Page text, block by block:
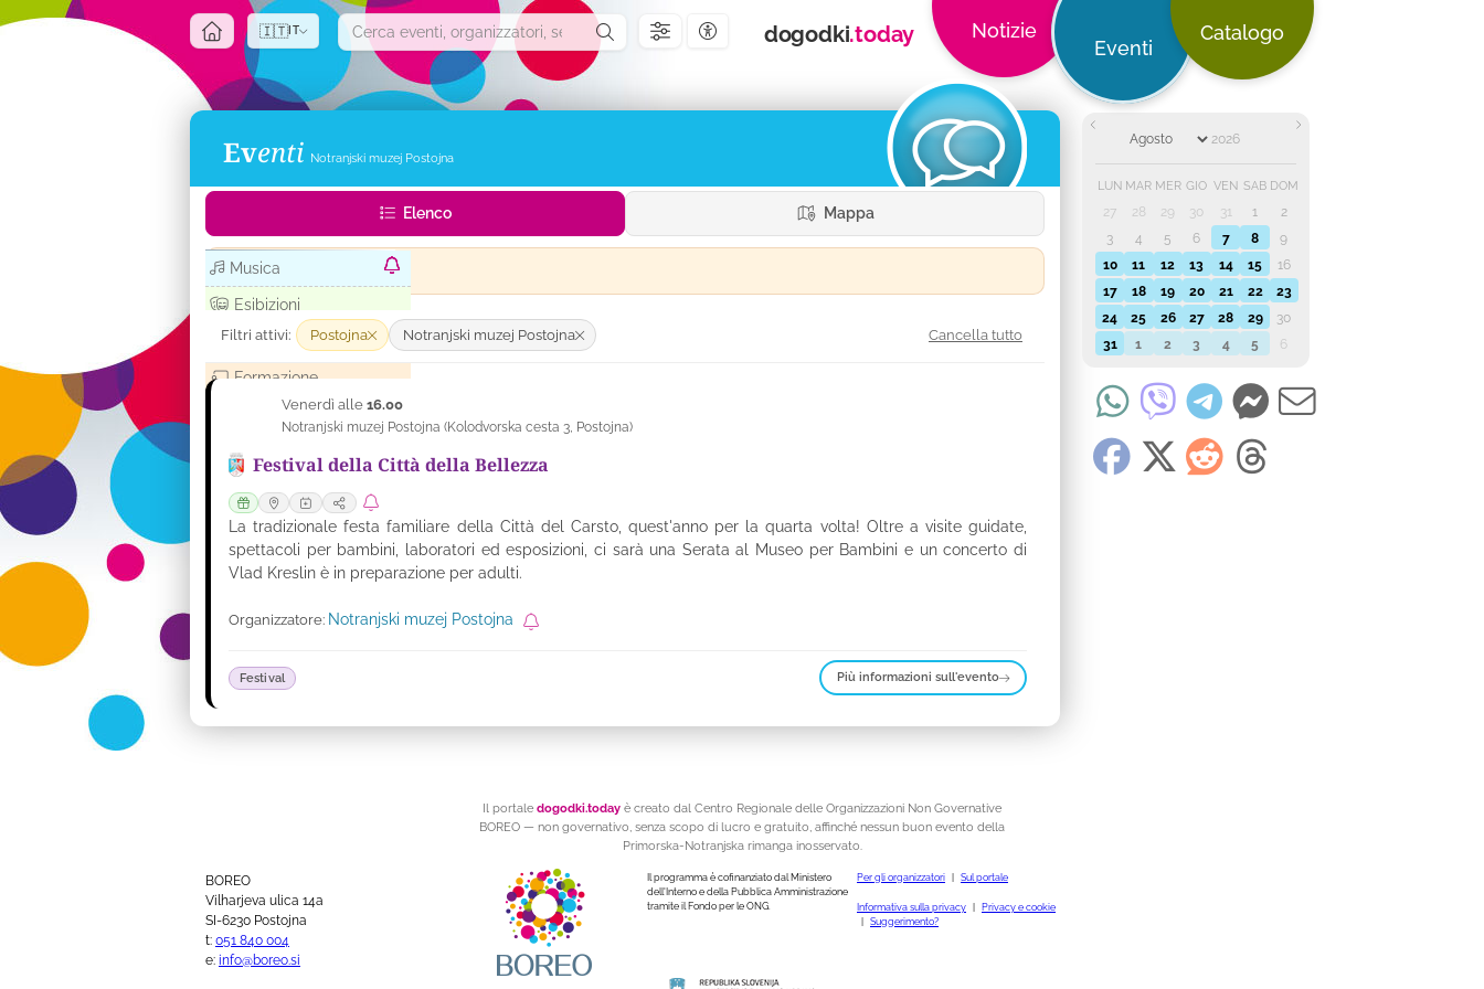
🇮🇹 IT
Impostazioni di accessibilità
dogodki.today Notizie
Eventi
Catalogo
Eventi Notranjski muzej Postojna
Elenco Mappa
Musica
Esibizioni
Mostre
Formazione
Fiere, festival ...
Sport
Cosa succede oggi (3)
Filtri attivi: Postojna Notranjski muzej Postojna Cancella tutto
Venerdì alle 16.00
Notranjski muzej Postojna (Kolodvorska cesta 3, Postojna)
Festival della Città della Bellezza
La tradizionale festa familiare della Città del Carsto, quest'anno per la quarta volta! Oltre a visite guidate,
spettacoli per bambini, laboratori ed esposizioni, ci sarà una Serata al Museo per Bambini e un concerto di
Vlad Kreslin è in preparazione per adulti.
Organizzatore: Notranjski muzej Postojna
Festival Più informazioni sull'evento
LUN MAR MER GIO VEN SAB DOM
27 28 29 30 31 1
2
3
4 5 6 7 8
9
10
11 12 13 14 15
16
17
18 19 20 21 22
23
24
25 26 27 28 29
30
31
1 2 3 4 5 6
Il portale dogodki.today è creato dal Centro Regionale delle Organizzazioni Non Governative
BOREO — non governativo, senza scopo di lucro e gratuito, affinché nessun buon evento della
Primorska-Notranjska rimanga inosservato.
BOREO
Vilharjeva ulica 14a
SI-6230 Postojna
t: 051 840 004
e: info@boreo.si
Il programma è cofinanziato dal Ministero
dell'Interno e della Pubblica Amministrazione
tramite il Fondo per le ONG.
Per gli organizzatori Sul portale
Informativa sulla privacy
Privacy e cookie
Suggerimento?